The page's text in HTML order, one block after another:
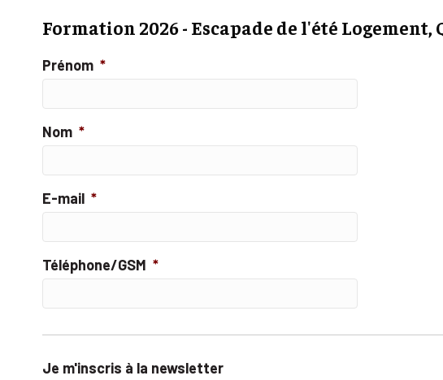
Formation 2026 - Escapade de l'été
Prénom *
Nom *
E-mail *
Téléphone/GSM *
Je m'inscris à la newsletter